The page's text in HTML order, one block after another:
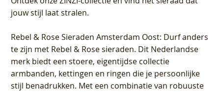
jouw stijl laat stralen.
Rebel & Rose Sieraden Amsterdam Oost: Durf anders
te zijn met Rebel & Rose sieraden. Dit Nederlandse
merk biedt een stoere, eigentijdse collectie
armbanden, kettingen en ringen die je persoonlijke
stijl benadrukken. Met een combinatie van robuuste